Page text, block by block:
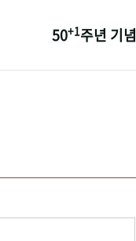
50+1주년 기념